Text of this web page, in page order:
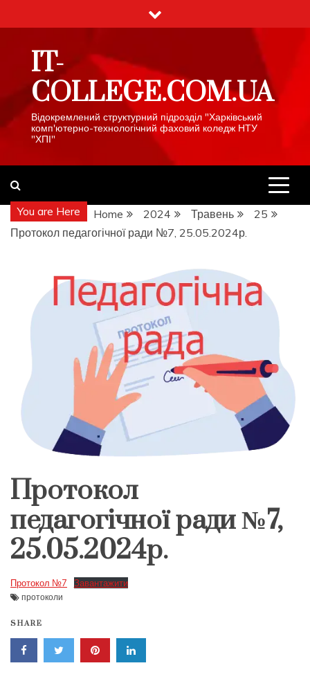
to
IT-
COLLEGE.COM.UA
Відокремлений структурний підрозділ "Харківський
комп'ютерно-технологічний фаховий коледж НТУ
"ХПІ"
You are Here Home 2024 Травень
25
Протокол педагогічної ради №7, 25.05.2024р.
Протокол
педагогічної ради №7,
25.05.2024р.
Протокол №7 Завантажити
протоколи
SHARE